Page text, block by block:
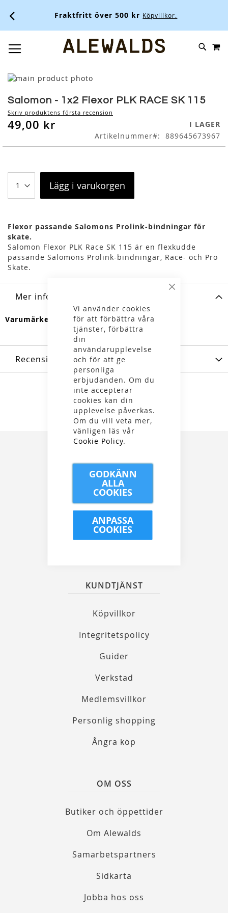
Stäng
Vi använder cookies
för att förbättra våra
tjänster, förbättra
din
användarupplevelse
och för att ge
personliga
erbjudanden. Om du
inte accepterar
cookies kan din
upplevelse påverkas.
Om du vill veta mer,
vänligen läs vår
Cookie Policy.
GODKÄNN
ALLA
COOKIES
ANPASSA
COOKIES
Fraktfritt över 500 kr Köpvillkor.
SKIP
Skip
the
end
of
the
gallery
to
the
beginning
of
images
Salomon - 1x2 Flexor PLK RACE SK 115
Skriv produktens första recension
49,00 kr
I LAGER
Artikelnummer
889645673967
Lägg i varukorgen
Flexor passande Salomons Prolink-bindningar för
skate.
Salomon Flexor PLK Race SK 115 är en flexkudde
passande Salomons Prolink-bindningar, Race- och Pro
Skate.
Mer information
Mer
Salomon
Recensioner
Kungsgatan 32, 111 35 Stockholm
08 21 90 00
info@alewalds.se
KUNDTJÄNST
Köpvillkor
Integritetspolicy
Guider
Verkstad
Medlemsvillkor
Personlig shopping
Ångra köp
OM OSS
Butiker och öppettider
Om Alewalds
Samarbetspartners
Sidkarta
Jobba hos oss